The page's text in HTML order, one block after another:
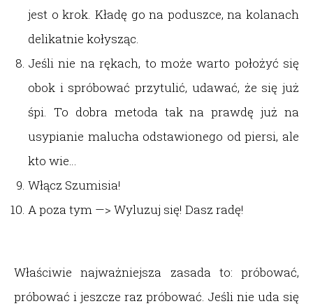
jest o krok. Kładę go na poduszce, na kolanach
delikatnie kołysząc.
Jeśli nie na rękach, to może warto położyć się
obok i spróbować przytulić, udawać, że się już
śpi. To dobra metoda tak na prawdę już na
usypianie malucha odstawionego od piersi, ale
kto wie…
Włącz Szumisia!
A poza tym —> Wyluzuj się! Dasz radę!
Właściwie najważniejsza zasada to: próbować,
próbować i jeszcze raz próbować. Jeśli nie uda się